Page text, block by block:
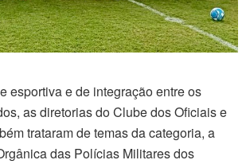
esportiva e de integração entre os
as diretorias do Clube dos Oficiais e
trataram de temas da categoria, a
das Polícias Militares dos